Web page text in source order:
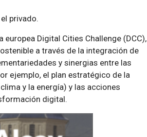
privado.
Digital Cities Challenge (DCC),
a través de la integración de
y sinergias entre las
ejemplo, el plan estratégico de la
y la energía) y las acciones
digital.